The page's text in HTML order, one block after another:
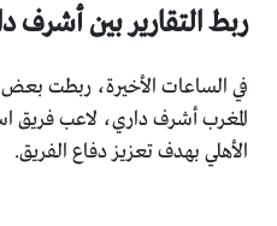
ربط التقارير بين أشرف
في الساعات الأخيرة، ربطت بعض
المغرب أشرف داري، لاعب فريق
الأهلي بهدف تعزيز دفاع الفريق.